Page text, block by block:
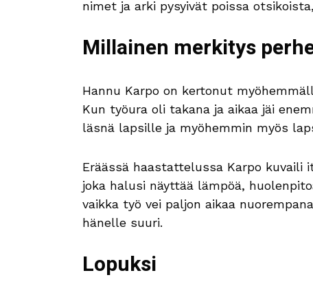
nimet ja arki pysyivät poissa
Millainen merkitys
Hannu Karpo on kertonut
Kun työura oli takana ja aikaa jäi
läsnä lapsille ja myöhemmin myös
Eräässä haastattelussa Karpo kuvaili
joka halusi näyttää lämpöä,
vaikka työ vei paljon aikaa
hänelle suuri.
Lopuksi